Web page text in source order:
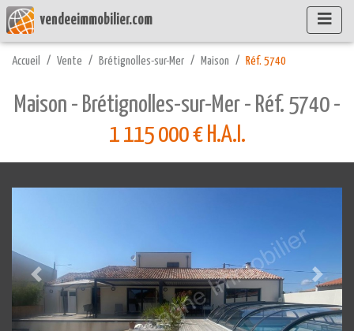
vendeeimmobilier.com
Accueil Vente Brétignolles-sur-Mer Maison Réf. 5740
Maison - Brétignolles-sur-Mer - Réf. 5740 -
1 115 000 € H.A.I.
Précédente